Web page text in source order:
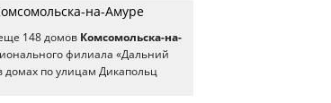
на-Амуре
148 домов Комсомольска-на-
филиала «Дальний
домах по улицам Дикапольц